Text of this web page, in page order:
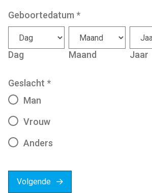
Geboortedatum *
Dag Maand Jaar
Geslacht *
Man
Vrouw
Anders
Volgende